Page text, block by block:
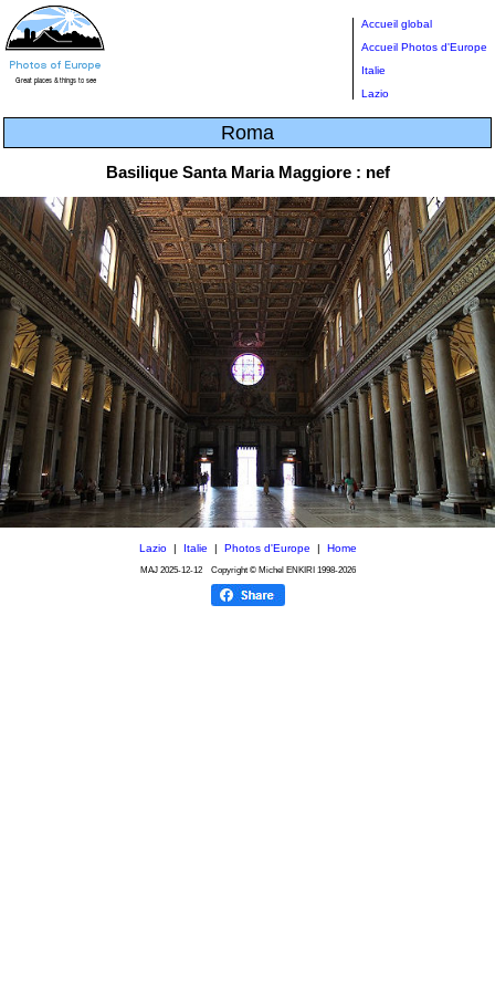
Accueil global
Accueil Photos d'Europe
Italie
Lazio
Roma
Basilique Santa Maria Maggiore : nef
Lazio| Italie | Photos d'Europe | Home
MAJ 2025-12-12Copyright © Michel ENKIRI 1998-2026